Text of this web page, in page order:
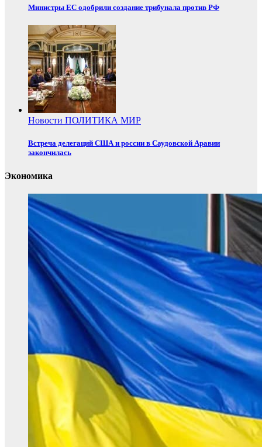
Министры ЕС одобрили создание трибунала против РФ
Новости ПОЛИТИКА МИР
Встреча делегаций США и россии в Саудовской Аравии
закончилась
Экономика